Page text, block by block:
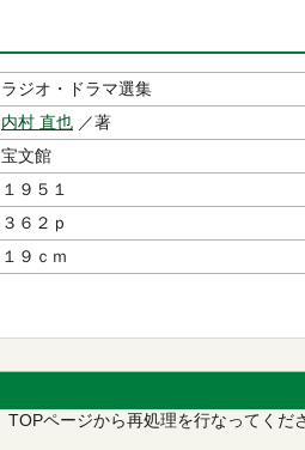
ラジオ・ドラマ選集
内村 直也 ／著
宝文館
１９５１
３６２ｐ
１９ｃｍ
TOPページから再処理を行なってくだ